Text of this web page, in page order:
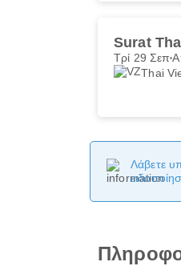
Surat
Τρί 29 Σεπ
Thai
Λάβετε